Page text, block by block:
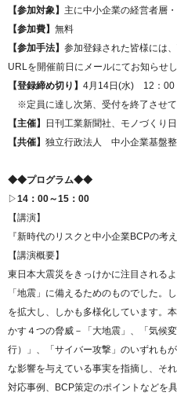
【参加対象】
主に中小企業の経営者層
【参加費】 無料
【参加手法】 参加登録された皆様には
URLを開催前日にメールにてお知らせし
【登録締め切り】 4月14日(水) 12：00
※定員に達し次第、受付を終了させて
【主催】
日刊工業新聞社、モノづくり
【共催】 独立行政法人 中小企業基盤
◆◆プログラム◆◆
▷14：00～15：00
【講演】
『新時代のリスクと中小企業BCPの考え
【講演概要】
東日本大震災をきっけかに注目される
「地震」に備えるためのものでした。
を拡大し、しかも多様化しています。
かす４つの脅威－「大地震」、「気候
行）」、「サイバー攻撃」のいずれも
な影響を与えている事実を指摘し、そ
対応事例、BCP策定のポイントなどを